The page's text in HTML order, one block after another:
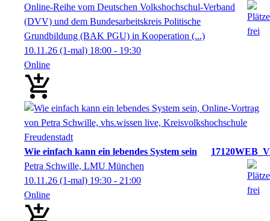
Online-Reihe vom Deutschen Volkshochschul-Verband
(DVV) und dem Bundesarbeitskreis Politische
Grundbildung (BAK PGU) in Kooperation (...)
10.11.26 (1-mal) 18:00 - 19:30
Online
Wie einfach kann ein lebendes System sein
17120WEB_V
Petra Schwille, LMU München
10.11.26 (1-mal) 19:30 - 21:00
Online